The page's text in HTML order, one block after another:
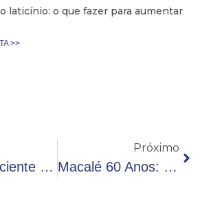
laticínio: o que fazer para aumentar
>>
Gestão Eficiente Impacta Produtividade Da Pecuária Leiteira
Próximo
Macalé 60 Anos: Uma Turnê Para Ouvir, Aprender E Construir O Futuro Do Setor Lácteo